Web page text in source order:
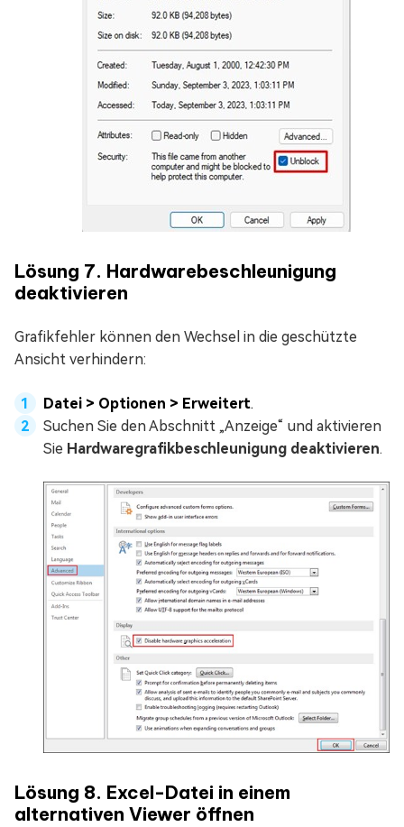
Lösung 7. Hardwarebeschleunigung
deaktivieren
Grafikfehler können den Wechsel in die geschützte
Ansicht verhindern:
Datei > Optionen > Erweitert.
Suchen Sie den Abschnitt „Anzeige“ und aktivieren
Sie Hardwaregrafikbeschleunigung deaktivieren.
Lösung 8. Excel-Datei in einem
alternativen Viewer öffnen